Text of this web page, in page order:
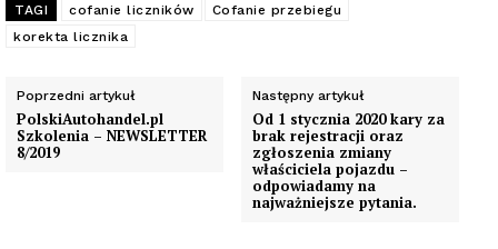
TAGI cofanie liczników
Cofanie przebiegu
korekta licznika
Poprzedni artykuł
PolskiAutohandel.pl
Szkolenia – NEWSLETTER
8/2019
Następny artykuł
Od 1 stycznia 2020 kary za
brak rejestracji oraz
zgłoszenia zmiany
właściciela pojazdu –
odpowiadamy na
najważniejsze pytania.